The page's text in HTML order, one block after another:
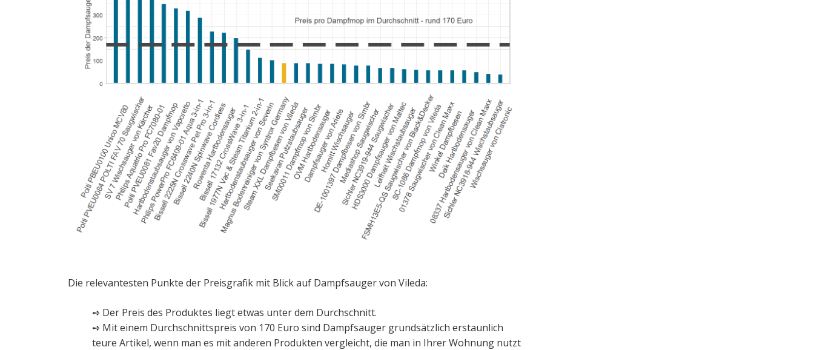
Die relevantesten Punkte der Preisgrafik mit Blick auf Dampfsauger von Vileda:
➺ Der Preis des Produktes liegt etwas unter dem Durchschnitt.
➺ Mit einem Durchschnittspreis von 170 Euro sind Dampfsauger grundsätzlich erstaunlich
teure Artikel, wenn man es mit anderen Produkten vergleicht, die man in Ihrer Wohnung nutzt